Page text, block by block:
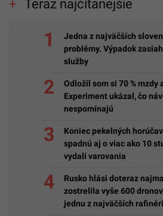
Teraz najčítanejšie
Jedna z najväčších
problémy. Výpadok
služby
Odložil som si 70 % mzdy
Experiment ukázal, čo
nespomínajú
Koniec pekelných
spadnú aj o viac ako 10
vydali varovania
Rusko hlási doteraz
zostrelila vyše 600
jednu z najväčších